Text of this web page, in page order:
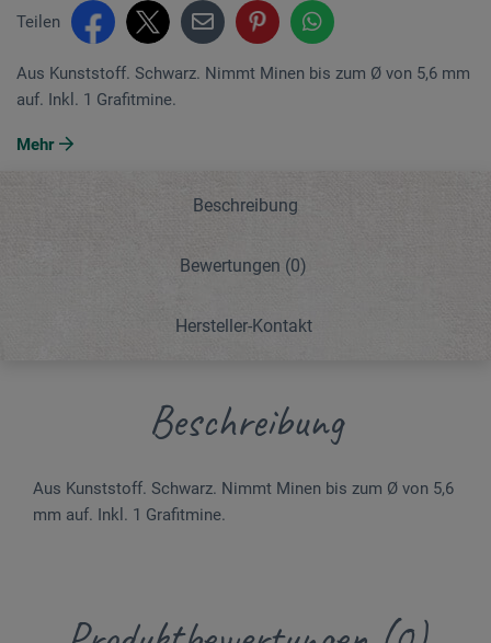
Teilen
Aus Kunst­stoff. Schwarz. Nimmt Minen bis zum Ø von 5,6 mm
auf. Inkl. 1 Grafitmine.
Mehr
Beschreibung
Bewertungen (0)
Hersteller-Kontakt
Beschreibung
Aus Kunst­stoff. Schwarz. Nimmt Minen bis zum Ø von 5,6
mm auf. Inkl. 1 Grafitmine.